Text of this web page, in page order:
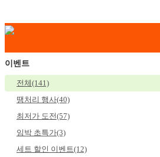
이벤트
전체(141)
땡처리 행사(40)
최저가 도전(57)
임박 초특가(3)
세트 할인 이벤트(12)